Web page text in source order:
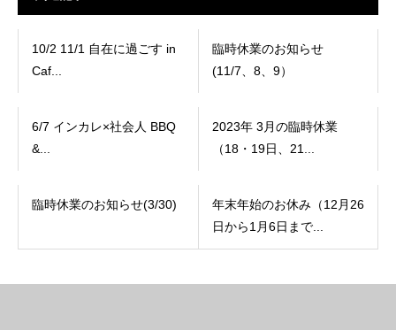
10/2 11/1 自在に過ごす in
Caf...
臨時休業のお知らせ
(11/7、8、9）
6/7 インカレ×社会人 BBQ
&...
2023年 3月の臨時休業
（18・19日、21...
臨時休業のお知らせ(3/30)
年末年始のお休み（12月26
日から1月6日まで...